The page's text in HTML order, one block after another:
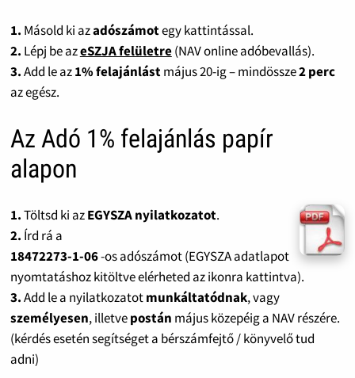
1. Másold ki azadószámotegy kattintással.
2. Lépj be azeSZJA felületre(NAV online adóbevallás).
3.Add le az1% felajánlástmájus 20-ig – mindössze2 perc
az egész.
Az Adó 1% felajánlás papír
alapon
1.Töltsd ki azEGYSZA nyilatkozatot.
2. Írd rá a
18472273-1-06-os adószámot (EGYSZA adatlapot
nyomtatáshoz kitöltve elérheted az ikonra kattintva).
3.Add le a nyilatkozatotmunkáltatódnak, vagy
személyesen, illetvepostán május közepéig a NAV részére.
(kérdés esetén segítséget a bérszámfejtő / könyvelő tud
adni)